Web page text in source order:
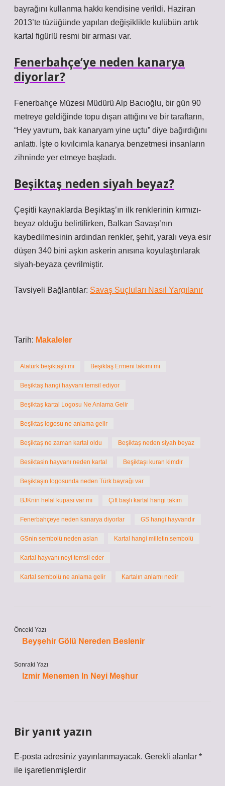
bayrağını kullanma hakkı kendisine verildi. Haziran
2013’te tüzüğünde yapılan değişiklikle kulübün artık
kartal figürlü resmi bir arması var.
Fenerbahçe’ye neden kanarya
diyorlar?
Fenerbahçe Müzesi Müdürü Alp Bacıoğlu, bir gün 90
metreye geldiğinde topu dışarı attığını ve bir taraftarın,
“Hey yavrum, bak kanaryam yine uçtu” diye bağırdığını
anlattı. İşte o kıvılcımla kanarya benzetmesi insanların
zihninde yer etmeye başladı.
Beşiktaş neden siyah beyaz?
Çeşitli kaynaklarda Beşiktaş’ın ilk renklerinin kırmızı-
beyaz olduğu belirtilirken, Balkan Savaşı’nın
kaybedilmesinin ardından renkler, şehit, yaralı veya esir
düşen 340 bini aşkın askerin anısına koyulaştırılarak
siyah-beyaza çevrilmiştir.
Tavsiyeli Bağlantılar: Savaş Suçluları Nasıl Yargılanır
Tarih: Makaleler
Atatürk beşiktaşlı mı Beşiktaş Ermeni takımı mı
Beşiktaş hangi hayvanı temsil ediyor
Beşiktaş kartal Logosu Ne Anlama Gelir
Beşiktaş logosu ne anlama gelir
Beşiktaş ne zaman kartal oldu Beşiktaş neden siyah beyaz
Besiktasin hayvanı neden kartal Beşiktaşı kuran kimdir
Beşiktaşın logosunda neden Türk bayrağı var
BJKnin helal kupası var mı Çift başlı kartal hangi takım
Fenerbahçeye neden kanarya diyorlar GS hangi hayvandır
GSnin sembolü neden aslan Kartal hangi milletin sembolü
Kartal hayvanı neyi temsil eder
Kartal sembolü ne anlama gelir Kartalın anlamı nedir
Önceki Yazı
Beyşehir Gölü Nereden Beslenir
Sonraki Yazı
Izmir Menemen In Neyi Meşhur
Bir yanıt yazın
E-posta adresiniz yayınlanmayacak. Gerekli alanlar *
ile işaretlenmişlerdir